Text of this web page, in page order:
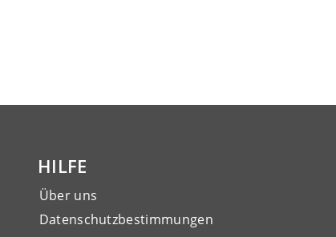
HILFE
Über uns
Datenschutzbestimmungen